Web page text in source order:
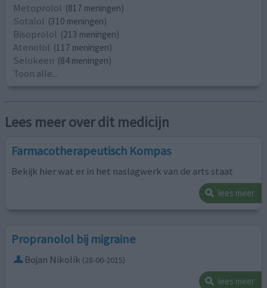
Metoprolol (817 meningen)
Sotalol (310 meningen)
Bisoprolol (213 meningen)
Atenolol (117 meningen)
Selokeen (84 meningen)
Toon alle...
Lees meer over dit medicijn
Farmacotherapeutisch Kompas
Bekijk hier wat er in het naslagwerk van de arts staat
lees meer
Propranolol bij migraine
Bojan Nikolik (28-06-2015)
lees meer